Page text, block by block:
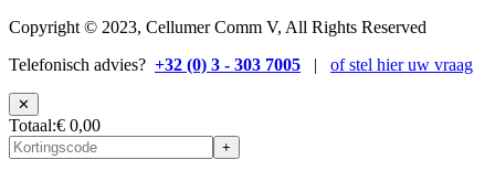
Copyright © 2023, Cellumer Comm V, All Rights Reserved
Telefonisch advies? +32 (0) 3 - 303 7005 | of stel hier uw vraag
✕
Totaal:€ 0,00
+